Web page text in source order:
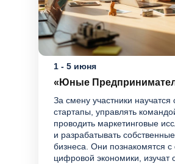
«Юные
1 - 5 июня
За смену участники научатся
стартапы, управлять
проводить маркетинговые
и разрабатывать
бизнеса. Они познакомятся с
цифровой экономики, изучат